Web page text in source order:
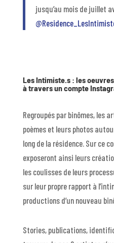
jusqu’au mois de juillet
Les Intimiste.s : les
à travers un compte
Regroupés par binômes, les
poèmes et leurs photos
long de la résidence. Sur ce
exposeront ainsi leurs
les coulisses de leurs
sur leur propre rapport à
productions d’un nouveau
Stories, publications,